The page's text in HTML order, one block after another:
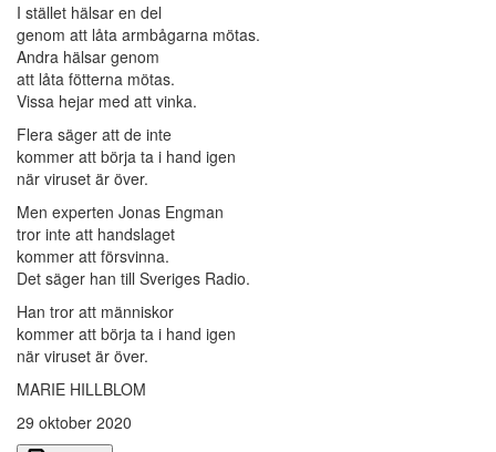
I stället hälsar en del
genom att låta armbågarna mötas.
Andra hälsar genom
att låta fötterna mötas.
Vissa hejar med att vinka.
Flera säger att de inte
kommer att börja ta i hand igen
när viruset är över.
Men experten Jonas Engman
tror inte att handslaget
kommer att försvinna.
Det säger han till Sveriges Radio.
Han tror att människor
kommer att börja ta i hand igen
när viruset är över.
MARIE HILLBLOM
29 oktober 2020